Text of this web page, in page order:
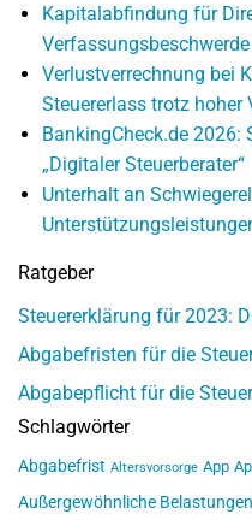
Kapitalabfindung für
Verlustverrechnung bei
Steuererlass trotz hoher
BankingCheck.de 2026:
„Digitaler Steuerberater“
Unterhalt an
Ratgeber
Steuererklärung für 2023:
Abgabefristen für die
Abgabepflicht für die
Schlagwörter
Abgabefrist Altersvorsorge App
Außergewöhnliche Belastungen